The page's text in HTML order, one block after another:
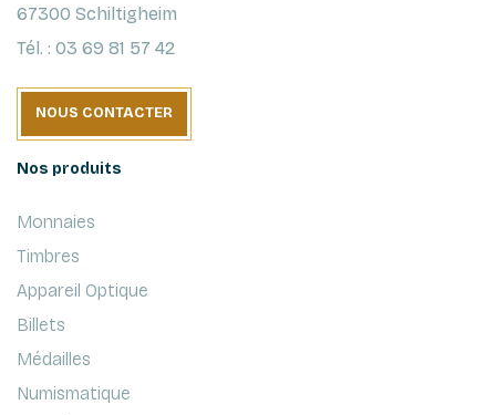
67300 Schiltigheim
Tél. : 03 69 81 57 42
NOUS CONTACTER
Nos produits
Monnaies
Timbres
Appareil Optique
Billets
Médailles
Numismatique